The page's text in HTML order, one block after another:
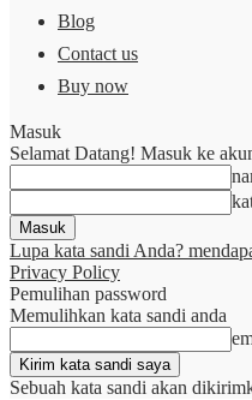
Blog
Contact us
Buy now
Masuk
Selamat Datang! Masuk ke
Lupa kata sandi Anda?
Privacy Policy
Pemulihan password
Memulihkan kata sandi anda
Sebuah kata sandi akan